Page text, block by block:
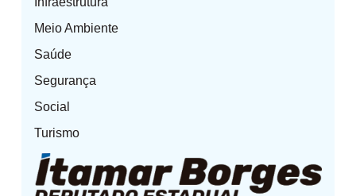
Meio Ambiente
Saúde
Segurança
Social
Turismo